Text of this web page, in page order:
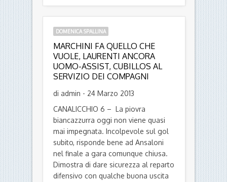
DOMENICA SPALLINA
MARCHINI FA QUELLO CHE
VUOLE, LAURENTI ANCORA
UOMO-ASSIST, CUBILLOS AL
SERVIZIO DEI COMPAGNI
di admin - 24 Marzo 2013
CANALICCHIO 6 – La piovra
biancazzurra oggi non viene quasi
mai impegnata. Incolpevole sul gol
subito, risponde bene ad Ansaloni
nel finale a gara comunque chiusa.
Dimostra di dare sicurezza al reparto
difensivo con qualche buona uscita